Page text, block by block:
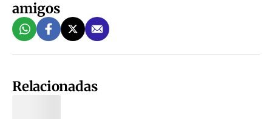
amigos
Relacionadas